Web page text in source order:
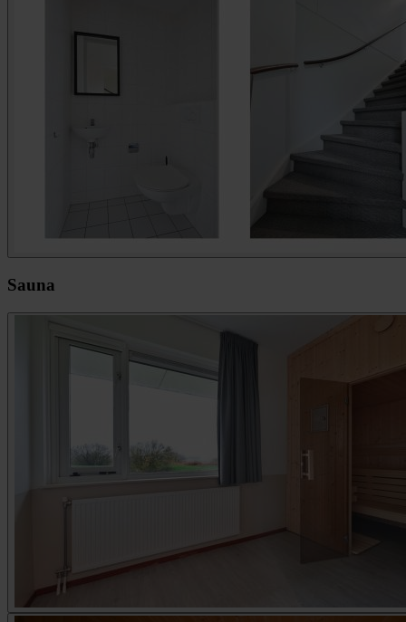
Sauna